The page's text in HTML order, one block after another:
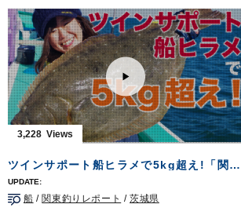
タックル②
ロッド：アキアジ専用ロッド 11ft5in
リール：中型スピニングリール
メインライン：PE 1.5号
リーダー：フロロ 8号
ハリス：ナイロン 5号
ウキ：アキアジスティック 6号／8号
ルアー：タコベイト 1.5号
ハリ：カット フカセ 16号
OWNERMOVIEhttp://ownertv.jp/
オーナーばりwebsite
http://www.owner.co.jp
の名で親しまれる釣り味際立つターゲット
だ。
チヌに対峙するのは山口美咲さん。岡山を拠
点に活躍する、うら若き磯釣り師だ。浜辺か
ら挑むのは初めて…荒磯とは異なる、穏やか
な釣り。渚をわたる潮風に秋の気配を仄かに
感じながら、瀬戸内の離島で極上のチヌと戯
れる。
タックル①
竿：チヌ竿 0.6号 5.3m
キ）
道糸：ナイロン 1.7号
ハリス：フロロ 1.5号
3,228
ツインサポート船ヒラメで5kg超え!「関東釣りレポートVol.9」
船 /関東釣りレポート /茨城県